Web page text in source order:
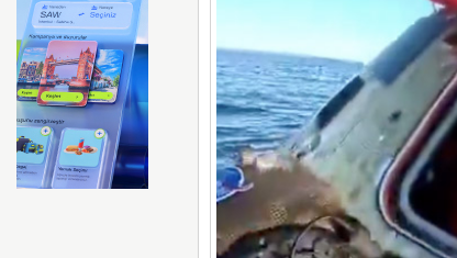
FAA Marine One